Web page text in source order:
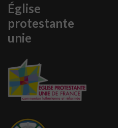
Église
protestante
unie